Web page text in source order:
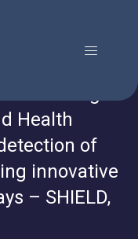
Menu
of High-
Health
of
innovative
– SHIELD,